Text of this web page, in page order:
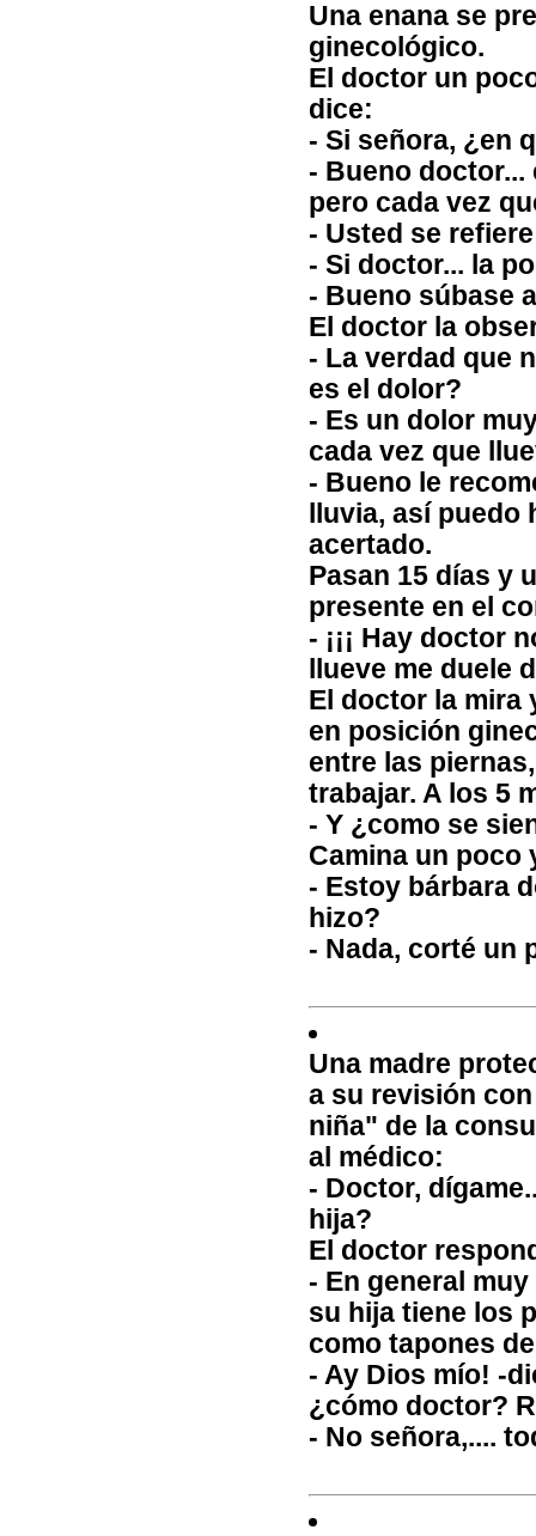
Una enana se
ginecológico.
El doctor un
dice:
- Si señora, ¿en
- Bueno doctor...
pero cada vez
- Usted se
- Si doctor... la
- Bueno súbase
El doctor la
- La verdad que
es el dolor?
- Es un dolor
cada vez que
- Bueno le
lluvia, así
acertado.
Pasan 15 días y
presente en el
- ¡¡¡ Hay doctor
llueve me duele
El doctor la mira
en posición
entre las
trabajar. A los 5
- Y ¿como se
Camina un poco
- Estoy bárbara
hizo?
- Nada, corté un
Una madre
a su revisión
niña" de la
al médico:
- Doctor,
hija?
El doctor
- En general
su hija tiene los
como tapones
- Ay Dios mío! -
¿cómo doctor?
- No señora,....